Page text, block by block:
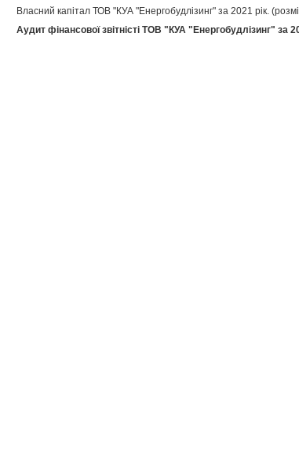
Власний капітал ТОВ "КУА "Енергобудлізинг" за 2021 рік.
Аудит фінансової звітністі ТОВ "КУА "Енергобудлізинг" за